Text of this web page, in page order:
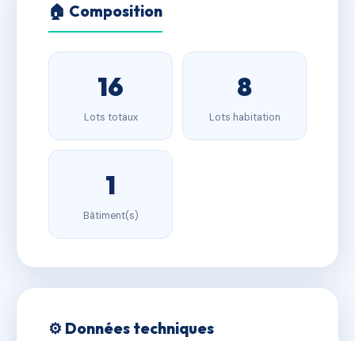
🏠 Composition
16
Lots totaux
8
Lots habitation
1
Bâtiment(s)
⚙️ Données techniques